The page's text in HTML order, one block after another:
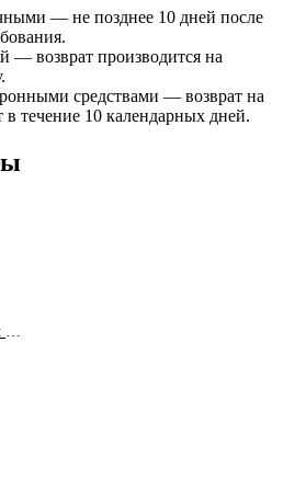
— не позднее 10 дней после
— возврат производится на
средствами — возврат на
в течение 10 календарных дней.